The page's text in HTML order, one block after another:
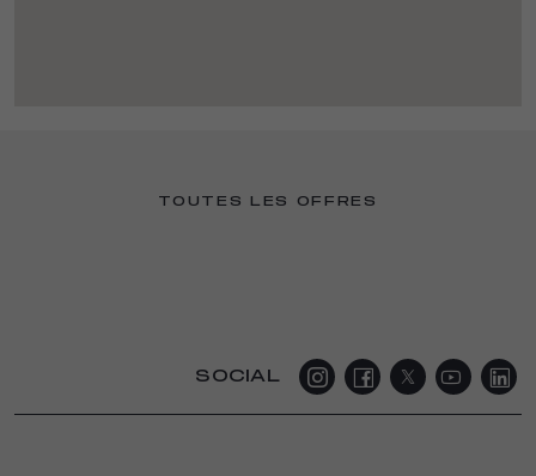
TOUTES LES OFFRES
SOCIAL